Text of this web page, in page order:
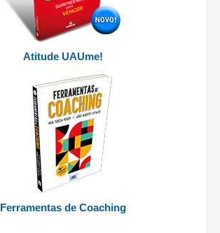
Atitude UAUme!
Ferramentas de Coaching